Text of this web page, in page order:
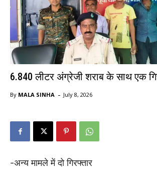
6.840 लीटर अंग्रेजी शराब के साथ एक
By MALA SINHA - July 8, 2026
-अन्य मामले में दो गिरफ्तार